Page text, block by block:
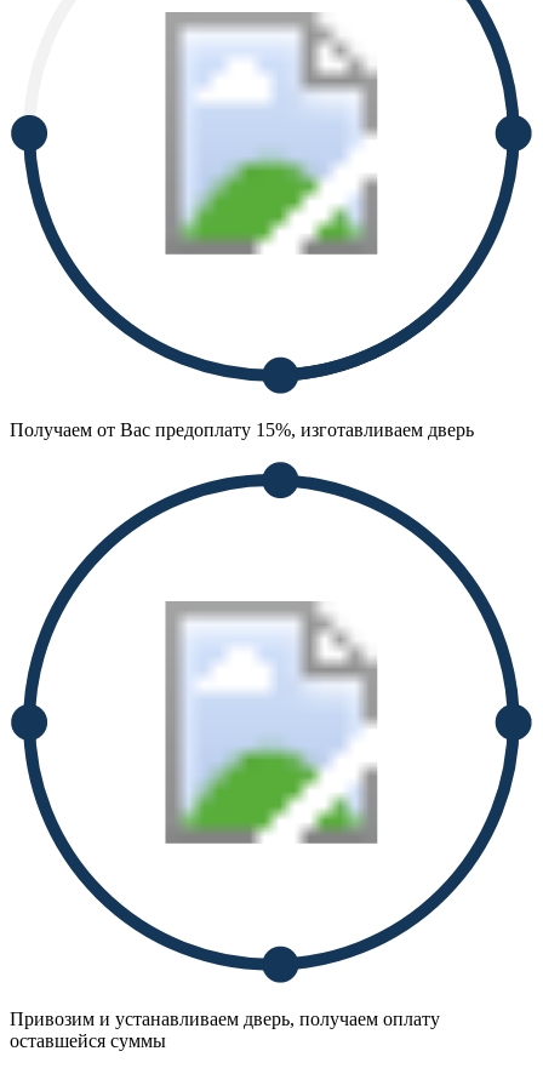
Получаем от Вас предоплату 15%, изготавливаем дверь
Привозим и устанавливаем дверь, получаем оплату
оставшейся суммы